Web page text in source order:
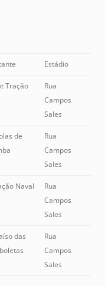
Estádio
Tração
Rua
Campos
Sales
de
Rua
Campos
Sales
Naval
Rua
Campos
Sales
das
Rua
Campos
Sales